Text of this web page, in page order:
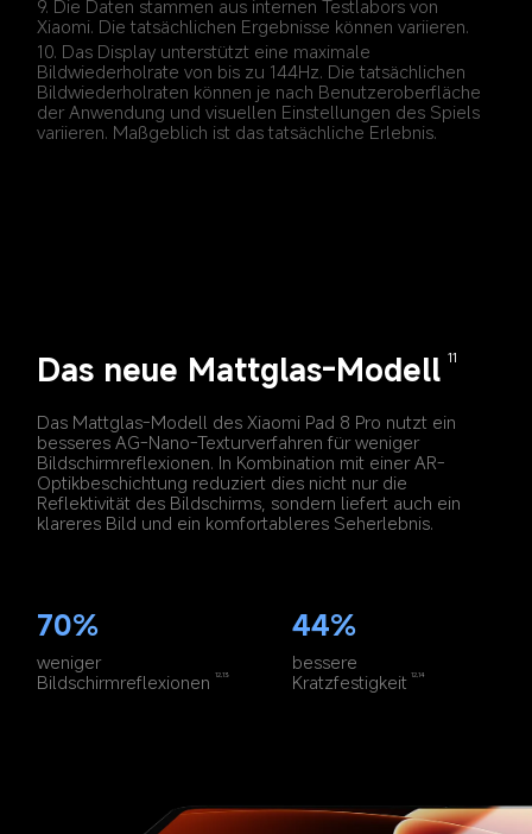
9. Die Daten stammen aus internen Testlabors von
10. Das Display unterstützt eine maximale
Bildwiederholrate von bis zu 144Hz. Die tatsächlichen
Bildwiederholraten können je nach Benutzeroberfläche
der Anwendung und visuellen Einstellungen des Spiels
variieren. Maßgeblich ist das tatsächliche Erlebnis.
Das neue Mattglas-Modell 11
Das Mattglas-Modell des Xiaomi Pad 8 Pro nutzt ein
besseres AG-Nano-Texturverfahren für weniger
Bildschirmreflexionen. In Kombination mit einer AR-
Optikbeschichtung reduziert dies nicht nur die
Reflektivität des Bildschirms, sondern liefert auch ein
klareres Bild und ein komfortableres Seherlebnis.
70%
weniger
Bildschirmreflexionen
12,13
44%
bessere
Kratzfestigkeit 12,14